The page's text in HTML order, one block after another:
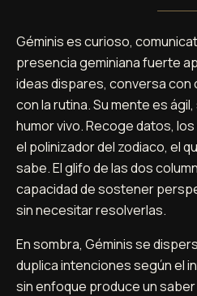
Géminis es curioso,
presencia geminiana fuerte
ideas dispares, conversa con
con la rutina. Su mente es
humor vivo. Recoge datos,
el polinizador del zodiaco, el
sabe. El glifo de las dos
capacidad de sostener
sin necesitar resolverlas.
En sombra, Géminis se
duplica intenciones según el
sin enfoque produce un